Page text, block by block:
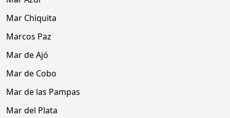
Mar Chiquita
Marcos Paz
Mar de Ajó
Mar de Cobo
Mar de las Pampas
Mar del Plata